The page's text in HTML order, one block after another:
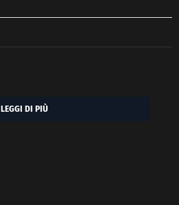
LEGGI DI PIÙ